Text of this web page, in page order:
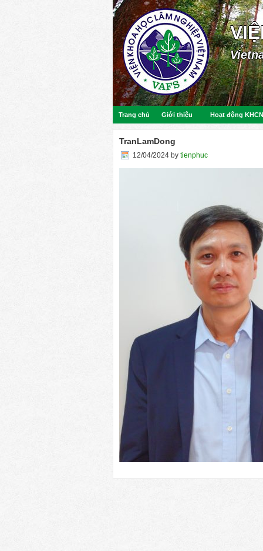
Trang chủ Giới thiệu Hoạt động KHCN
TranLamDong
12/04/2024 by tienphuc